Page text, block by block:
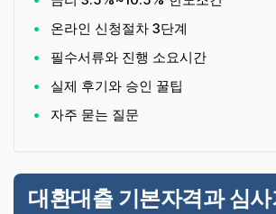
온라인 신청절차 3단계
필수서류와 진행 소요시간
실제 후기와 승인 꿀팁
자주 묻는 질문
대환대출 기본자격과 심